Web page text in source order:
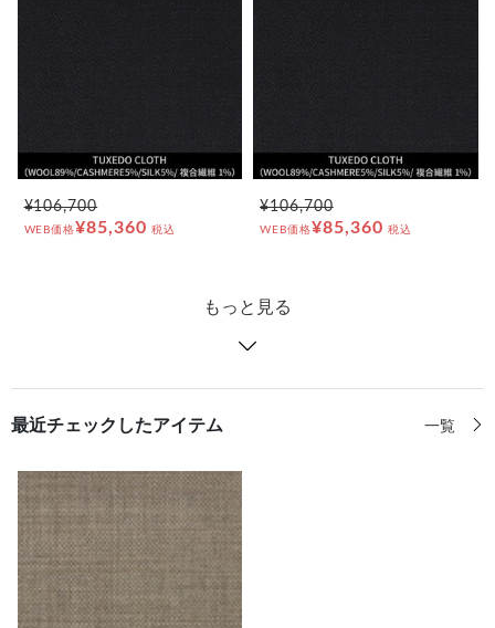
¥106,700
WEB価格¥85,360 税込
¥106,700
WEB価格¥85,360 税込
もっと見る
最近チェックしたアイテム 一覧